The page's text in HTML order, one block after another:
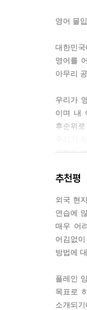
close(닫
short(짧
open(열
right(올
을 운영
"나는 누
과 같습
에는
을 해야
률가나
메이어
국에서
로 1994
대학으
에서
너무나
영어는
대상도
영어 몰
대한민
영어를
아무리
우리가
이며 내
후순위
그렇지
플레인
우리가
잉글리
이야기
대한민
의사소
하고 있
추천평
외국 현
연습에
매우 어
어김없
방법에
플레인
목표로
소개되